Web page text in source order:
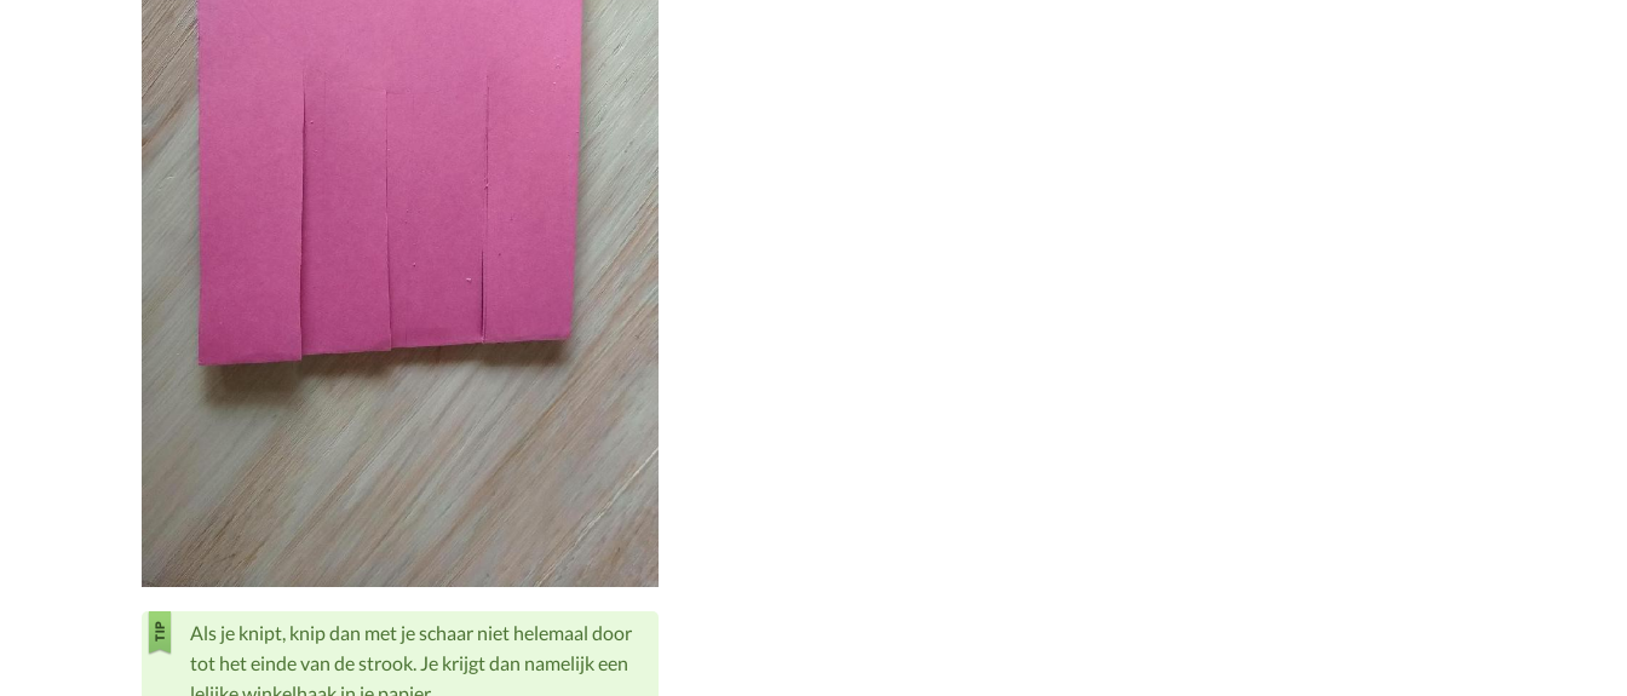
Als je knipt, knip dan met je schaar niet helemaal door
tot het einde van de strook. Je krijgt dan namelijk een